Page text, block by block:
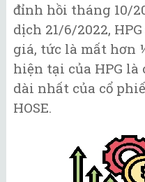
đỉnh hồi tháng 10/
dịch 21/6/2022,
giá, tức là mất hơn
hiện tại của HPG
dài nhất của cổ
HOSE.